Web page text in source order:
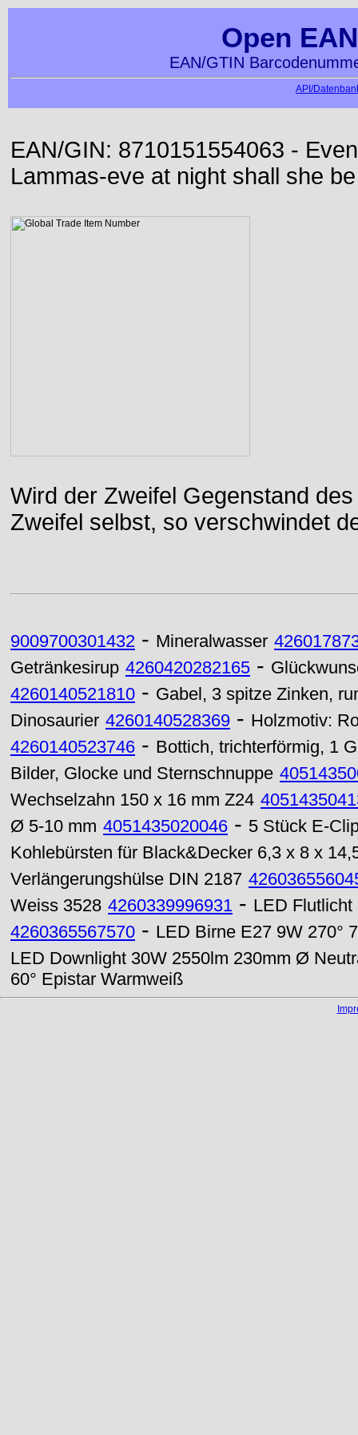
Open
EAN/GTIN
API/
EAN/GIN: 8710151554063 -
Lammas-eve at night shall she
Wird der Zweifel Gegenstand
Zweifel selbst, so verschwindet
9009700301432 - Mineralwasser
Getränkesirup 4260420282165 -
4260140521810 - Gabel, 3 spitze Zinken,
Dinosaurier 4260140528369 - Holzmotiv:
4260140523746 - Bottich, trichterförmig, 1
Bilder, Glocke und Sternschnuppe
Wechselzahn 150 x 16 mm Z24
Ø 5-10 mm 4051435020046 - 5 Stück E-
Kohlebürsten für Black&Decker 6,3 x 8 x
Verlängerungshülse DIN 2187
Weiss 3528 4260339996931 - LED
4260365567570 - LED Birne E27 9W 270°
LED Downlight 30W 2550lm 230mm Ø
60° Epistar Warmweiß